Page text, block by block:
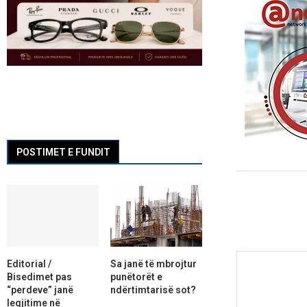
POSTIMET E FUNDIT
Editorial /
Bisedimet pas
“perdeve” janë
legjitime në
Sa janë të mbrojtur
punëtorët e
ndërtimtarisë sot?